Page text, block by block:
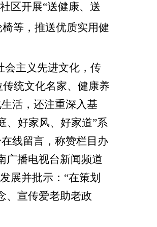
区开展“送健康、送
等，推送优质实用健
会主义先进文化，传
统文化名家、健康养
活，还注重深入基
、好家风、好家道”系
线留言，称赞栏目办
广播电视台新闻频道
展并批示：“在策划
、宣传爱老助老政